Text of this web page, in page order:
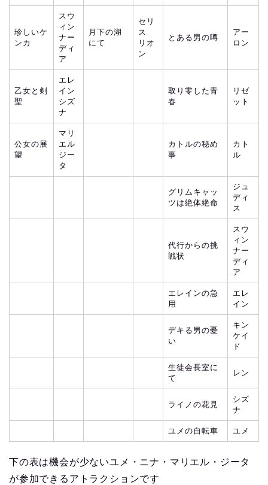
珍しいケ
ンカ
スウ
ィン
ナー
ディ
ア
月下の湖
にて
セリ
ス
リオ
ン
とある男の噂
アー
ロン
乙女と剣
聖
エレ
イン
シズ
ナ
取り零した青
春
リゼ
ット
公女の展
望
マリ
エル
ジー
タ
カトルの秘め
事
カト
ル
グリムキャッ
ツは絶体絶命
ジュ
ディ
ス
代行からの挑
戦状
スウ
ィン
ナー
ディ
ア
エレインの急
用
エレ
イン
デキる男の憂
い
キン
ケイ
ド
生徒会長室に
て
レン
ライノの花見
シズ
ナ
ユメの自転車 ユメ
下の表は機会が少ないユメ・ニナ・マリエル・ジータ
が参加できるアトラクションです